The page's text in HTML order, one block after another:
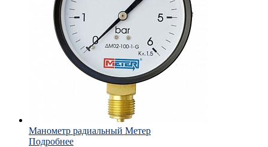
Манометр радиальный Метер
Подробнее